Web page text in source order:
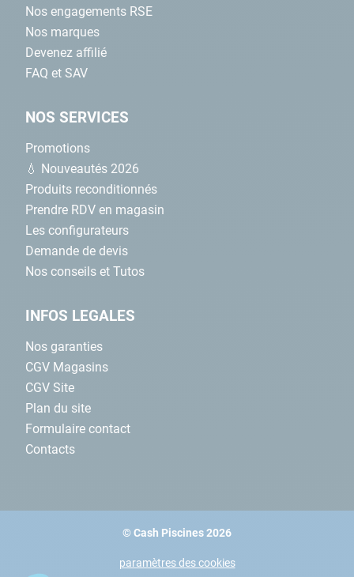
Nos engagements RSE
Nos marques
Devenez affilié
FAQ et SAV
NOS SERVICES
Promotions
💧 Nouveautés 2026
Produits reconditionnés
Prendre RDV en magasin
Les configurateurs
Demande de devis
Nos conseils et Tutos
INFOS LEGALES
Nos garanties
CGV Magasins
CGV Site
Plan du site
Formulaire contact
Contacts
© Cash Piscines 2026
paramètres des cookies